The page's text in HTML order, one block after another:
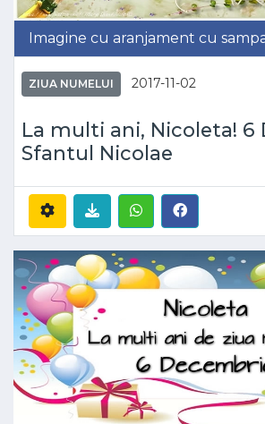
Imagine cu aranjament cu
ZIUA NUMELUI 2017-11-02
La multi ani, Nicoleta! 6
Sfantul Nicolae